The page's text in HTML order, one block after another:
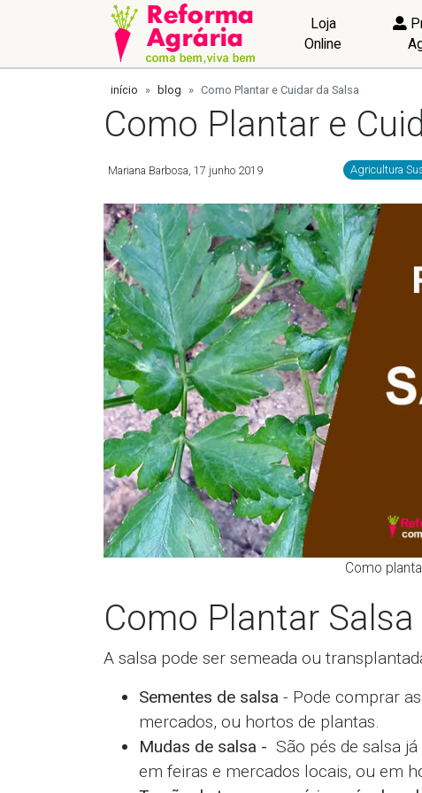
Loja
Online
início blog Como Plantar e Cuidar da Salsa
Como Plantar e
Mariana Barbosa 17 junho 2019 Agricultura
Como
Como Plantar Salsa
A salsa pode ser semeada ou
Sementes de salsa - Pode comprar
mercados, ou hortos de plantas.
Mudas de salsa - São pés de salsa
em feiras e mercados locais, ou em